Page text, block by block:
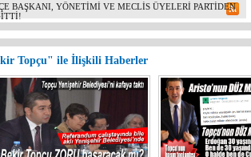
BAŞKANI, YÖNETİMİ VE MECLİS ÜYELERİ PARTİDEN
Topçu" ile İlişkili Haberler